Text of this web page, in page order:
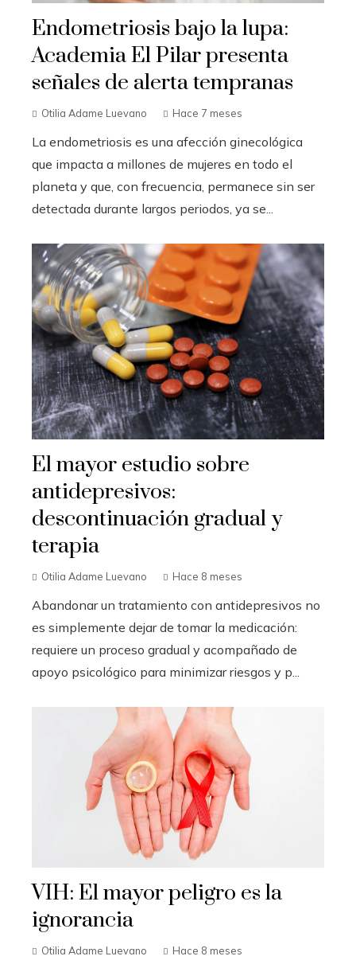
Endometriosis bajo la lupa:
Academia El Pilar presenta
señales de alerta tempranas
Otilia Adame Luevano Hace 7 meses
La endometriosis es una afección ginecológica
que impacta a millones de mujeres en todo el
planeta y que, con frecuencia, permanece sin ser
detectada durante largos periodos, ya se...
El mayor estudio sobre
antidepresivos:
descontinuación gradual y
terapia
Otilia Adame Luevano Hace 8 meses
Abandonar un tratamiento con antidepresivos no
es simplemente dejar de tomar la medicación:
requiere un proceso gradual y acompañado de
apoyo psicológico para minimizar riesgos y p...
VIH: El mayor peligro es la
ignorancia
Otilia Adame Luevano Hace 8 meses